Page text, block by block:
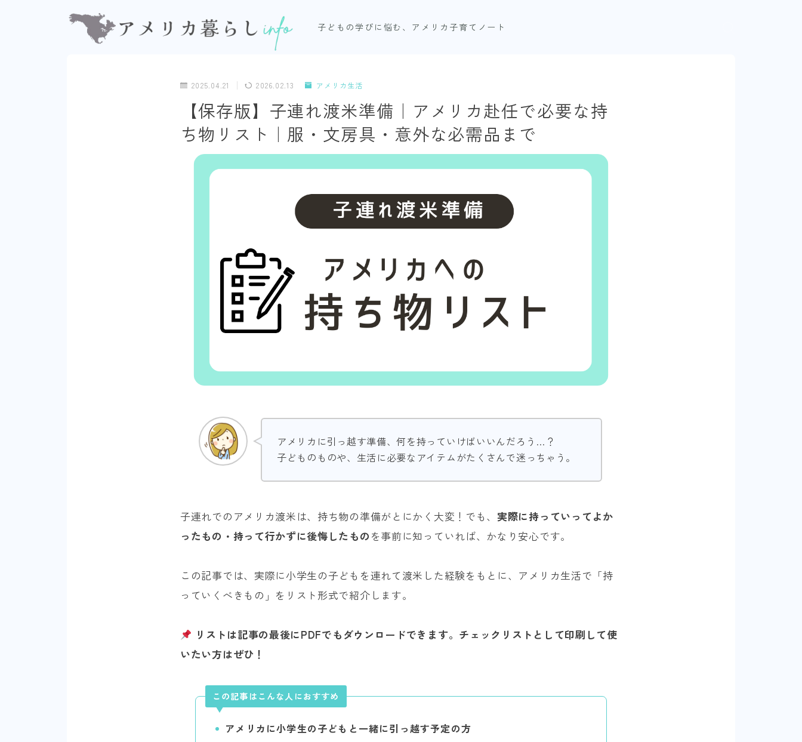
子どもの学びに悩む、アメリカ子育てノート
2025.04.21 2026.02.13 アメリカ生活
【保存版】子連れ渡米準備｜アメリカ赴任で必要な持
ち物リスト｜服・文房具・意外な必需品まで
アメリカに引っ越す準備、何を持っていけばいいんだろう…？
子どものものや、生活に必要なアイテムがたくさんで迷っちゃう。
子連れでのアメリカ渡米は、持ち物の準備がとにかく大変！でも、 実際に持っていってよか
ったもの・持って行かずに後悔したもの を事前に知っていれば、かなり安心です。
この記事では、実際に小学生の子どもを連れて渡米した経験をもとに、アメリカ生活で「持
っていくべきもの」をリスト形式で紹介します。
リストは記事の最後にPDFでもダウンロードできます。チェックリストとして印刷して使
いたい方はぜひ！
この記事はこんな人におすすめ
アメリカに小学生の子どもと一緒に引っ越す予定の方